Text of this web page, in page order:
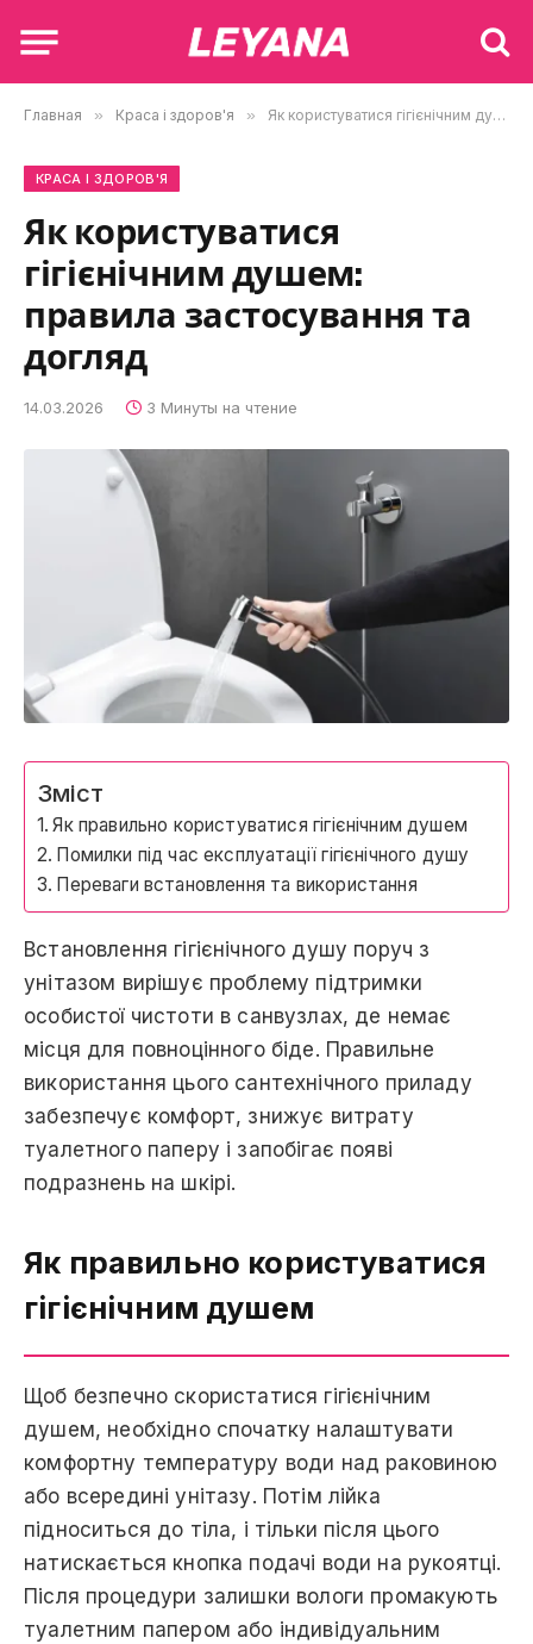
Главная » Краса і здоров'я » Як користуватися гігієнічним душем: правила застосування та догляд
КРАСА І ЗДОРОВ'Я
Як користуватися
гігієнічним душем:
правила застосування та
догляд
14.03.2026 3 Минуты на чтение
Зміст
Як правильно користуватися гігієнічним душем
Помилки під час експлуатації гігієнічного душу
Переваги встановлення та використання
Встановлення гігієнічного душу поруч з
унітазом вирішує проблему підтримки
особистої чистоти в санвузлах, де немає
місця для повноцінного біде. Правильне
використання цього сантехнічного приладу
забезпечує комфорт, знижує витрату
туалетного паперу і запобігає появі
подразнень на шкірі.
Як правильно користуватися
гігієнічним душем
Щоб безпечно скористатися гігієнічним
душем, необхідно спочатку налаштувати
комфортну температуру води над раковиною
або всередині унітазу. Потім лійка
підноситься до тіла, і тільки після цього
натискається кнопка подачі води на рукоятці.
Після процедури залишки вологи промакують
туалетним папером або індивідуальним